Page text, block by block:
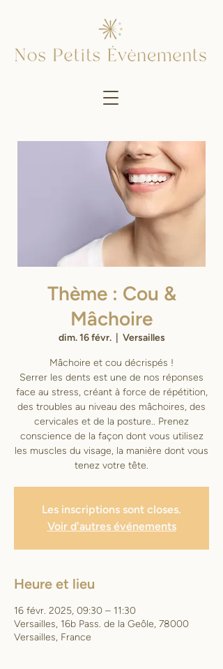
Thème : Cou &
Mâchoire
dim. 16 févr.
  |
Versailles
Mâchoire et cou décrispés !
Serrer les dents est une de nos réponses
face au stress, créant à force de répétition,
des troubles au niveau des mâchoires, des
cervicales et de la posture.. Prenez
conscience de la façon dont vous utilisez
les muscles du visage, la manière dont vous
tenez votre tête.
Les inscriptions sont closes.
Voir d'autres événements
Heure et lieu
16 févr. 2025, 09:30 – 11:30
Versailles, 16b Pass. de la Geôle, 78000
Versailles, France